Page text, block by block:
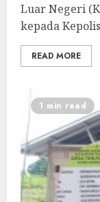
Luar Negeri
kepada
READ MORE
1 min read